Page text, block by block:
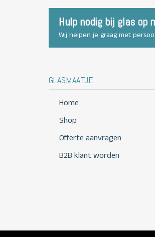
Hulp nodig bij glas op
Wij helpen je graag met
GLASMAATJE
Home
Shop
Offerte aanvragen
B2B klant worden